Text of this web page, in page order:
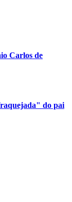
Carlos de
do pai